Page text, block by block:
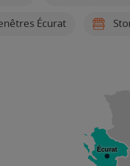
Écurat
Écurat